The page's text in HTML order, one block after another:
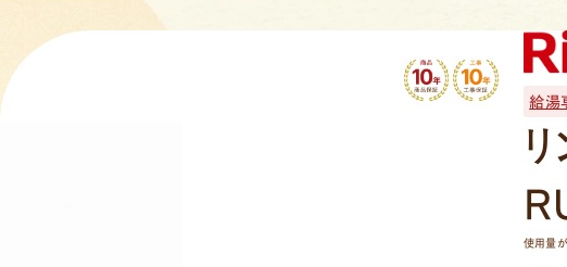
エコキュート交換
給湯専用タイプ リンナイ 壁掛24号
給湯
使用量